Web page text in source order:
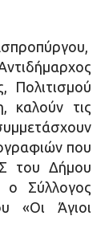
Πολιτισμού
καλούν τις
που
του Δήμου
Σύλλογος
«Οι Άγιοι